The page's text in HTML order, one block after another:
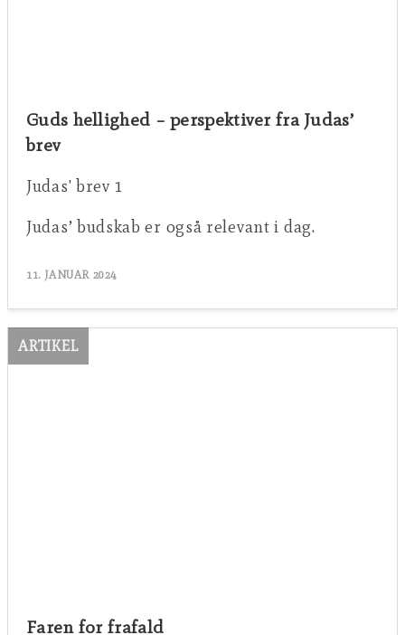
Guds hellighed – perspektiver fra Judas’
brev
Judas' brev 1
Judas’ budskab er også relevant i dag.
11. JANUAR 2024
ARTIKEL
Faren for frafald